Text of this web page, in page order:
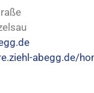
abegg.de/